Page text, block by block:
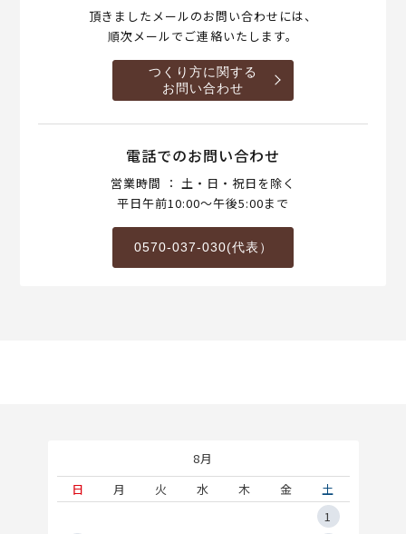
頂きましたメールのお問い合わせには、
順次メールでご連絡いたします。
つくり方に関する
お問い合わせ
電話でのお問い合わせ
営業時間 ： 土・日・祝日を除く
平日午前10:00～午後5:00まで
0570-037-030(代表）
8月
日
月 火 水 木 金
土
1